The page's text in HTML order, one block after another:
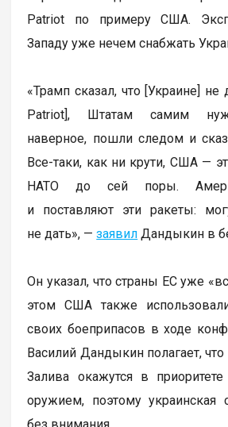
Patriot по примеру США.
Западу уже нечем снабжать
«Трамп сказал, что [Украине] не
Patriot], Штатам самим
наверное, пошли следом и
Все-таки, как ни крути, США —
НАТО до сей поры.
и поставляют эти ракеты:
не дать», —заявил Дандыкин в
Он указал, что страны ЕС уже
этом США также
своих боеприпасов в ходе
Василий Дандыкин полагает,
Залива окажутся в
оружием, поэтому украинская